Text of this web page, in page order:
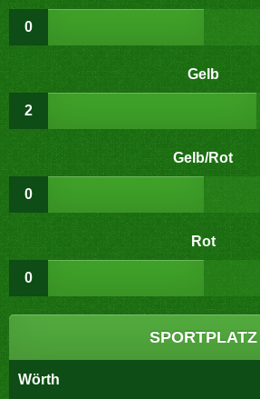
0
Gelb
2
Gelb/Rot
0
Rot
0
SPORTPLATZ
Wörth